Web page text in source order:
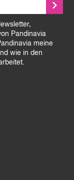
Pandinavia
meine
wie in den